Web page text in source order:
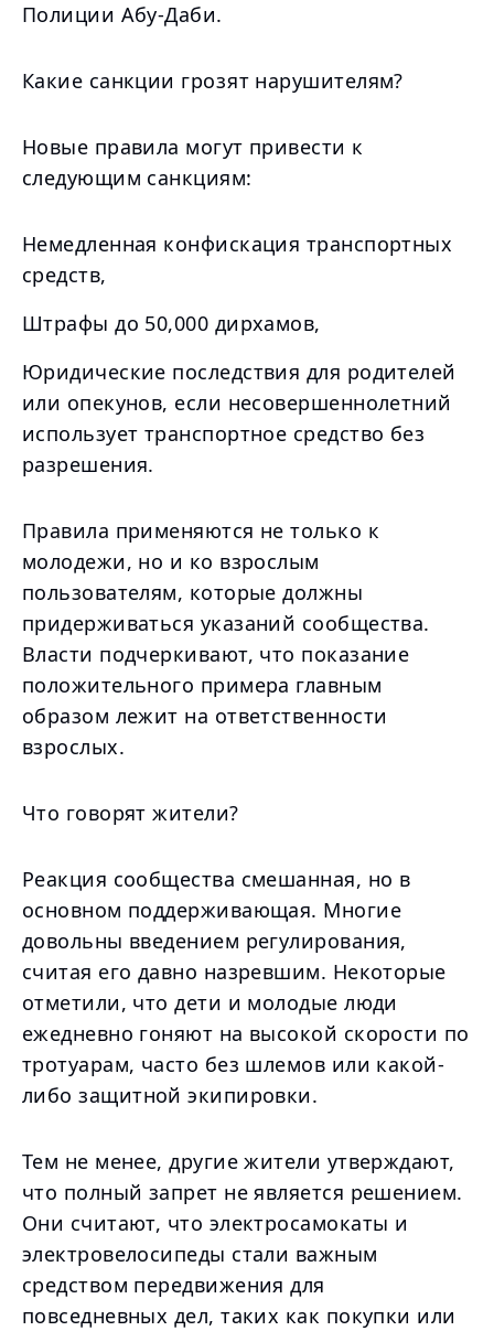
Полиции Абу-Даби.
Какие санкции грозят нарушителям?
Новые правила могут привести к
следующим санкциям:
Немедленная конфискация транспортных
средств,
Штрафы до 50,000 дирхамов,
Юридические последствия для родителей
или опекунов, если несовершеннолетний
использует транспортное средство без
разрешения.
Правила применяются не только к
молодежи, но и ко взрослым
пользователям, которые должны
придерживаться указаний сообщества.
Власти подчеркивают, что показание
положительного примера главным
образом лежит на ответственности
взрослых.
Что говорят жители?
Реакция сообщества смешанная, но в
основном поддерживающая. Многие
довольны введением регулирования,
считая его давно назревшим. Некоторые
отметили, что дети и молодые люди
ежедневно гоняют на высокой скорости по
тротуарам, часто без шлемов или какой-
либо защитной экипировки.
Тем не менее, другие жители утверждают,
что полный запрет не является решением.
Они считают, что электросамокаты и
электровелосипеды стали важным
средством передвижения для
повседневных дел, таких как покупки или